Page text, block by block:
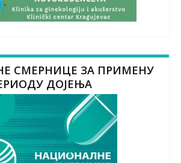
СМЕРНИЦЕ ЗА ПРИМЕНУ
ДОЈЕЊА